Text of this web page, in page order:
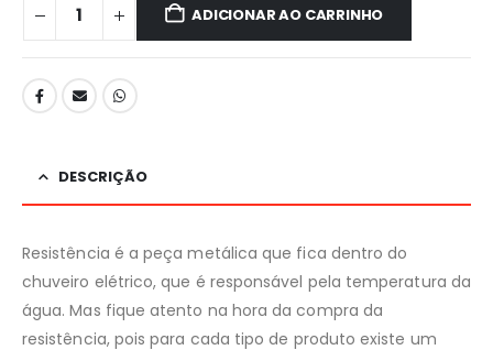
ADICIONAR AO CARRINHO
DESCRIÇÃO
Resistência é a peça metálica que fica dentro do
chuveiro elétrico, que é responsável pela temperatura da
água. Mas fique atento na hora da compra da
resistência, pois para cada tipo de produto existe um